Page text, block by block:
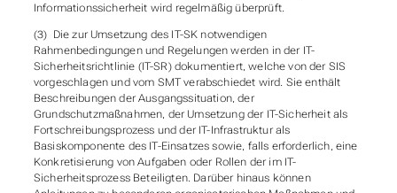
Informationssicherheit wird regelmäßig überprüft.
(3) Die zur Umsetzung des IT-SK notwendigen
Rahmenbedingungen und Regelungen werden in der IT-
Sicherheitsrichtlinie (IT-SR) dokumentiert, welche von der SIS
vorgeschlagen und vom SMT verabschiedet wird. Sie enthält
Beschreibungen der Ausgangssituation, der
Grundschutzmaßnahmen, der Umsetzung der IT-Sicherheit als
Fortschreibungsprozess und der IT-Infrastruktur als
Basiskomponente des IT-Einsatzes sowie, falls erforderlich, eine
Konkretisierung von Aufgaben oder Rollen der im IT-
Sicherheitsprozess Beteiligten. Darüber hinaus können